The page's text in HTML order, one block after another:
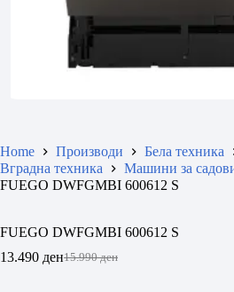
Home Производи
Бела техника
Вградна техника
Машини за
FUEGO DWFGMBI 600612 S
FUEGO DWFGMBI 600612 S
15.990ден
Original
13.490 денCurrent